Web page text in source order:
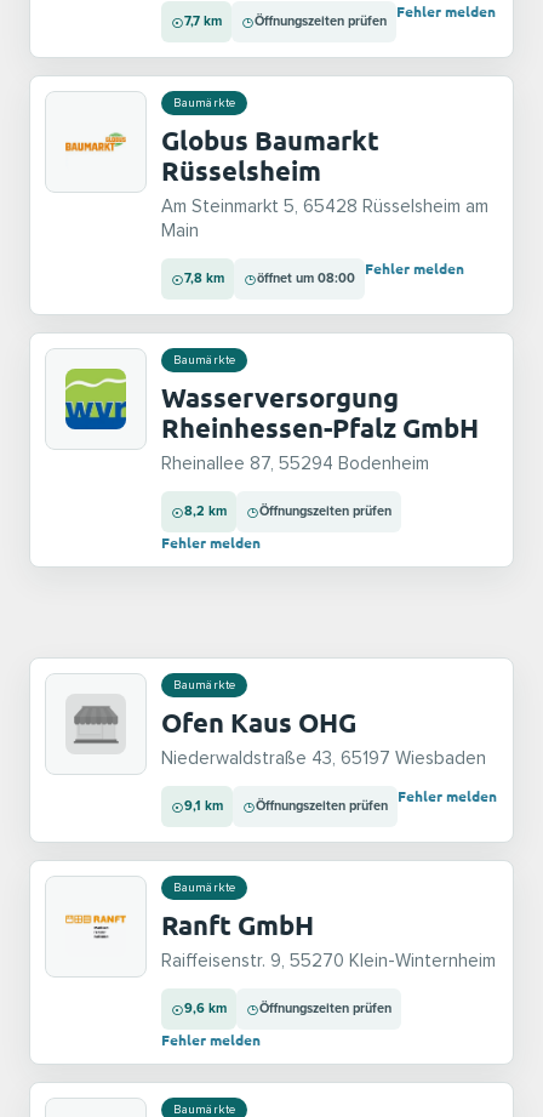
7,7 km Öffnungszeiten prüfen
Fehler melden
Baumärkte
Globus Baumarkt
Rüsselsheim
Am Steinmarkt 5, 65428 Rüsselsheim am
Main
7,8 km öffnet um 08:00
Fehler melden
Baumärkte
Wasserversorgung
Rheinhessen-Pfalz GmbH
Rheinallee 87, 55294 Bodenheim
8,2 km Öffnungszeiten prüfen
Fehler melden
Baumärkte
Ofen Kaus OHG
Niederwaldstraße 43, 65197 Wiesbaden
9,1 km Öffnungszeiten prüfen
Fehler melden
Baumärkte
Ranft GmbH
Raiffeisenstr. 9, 55270 Klein-Winternheim
9,6 km Öffnungszeiten prüfen
Fehler melden
Baumärkte